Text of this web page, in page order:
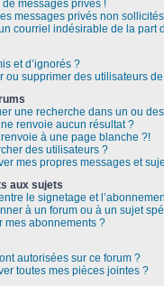
messages privés !
messages privés non
courriel indésirable de la part
et d’ignorés ?
supprimer des utilisateurs de
une recherche dans un ou
renvoie aucun résultat ?
à une page blanche ?!
des utilisateurs ?
mes propres messages et
aux sujets
le signetage et
à un forum ou à un sujet
mes abonnements ?
autorisées sur ce forum ?
toutes mes pièces jointes ?